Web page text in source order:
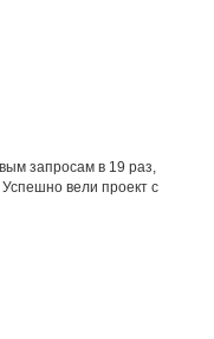
запросам в 19 раз,
вели проект с